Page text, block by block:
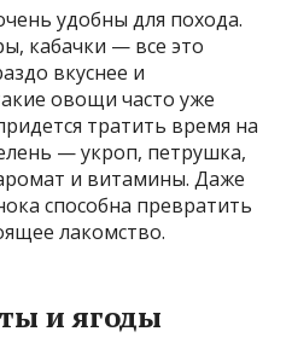
удобны для похода.
кабачки — все это
вкуснее и
овощи часто уже
тратить время на
— укроп, петрушка,
и витамины. Даже
способна превратить
лакомство.
и ягоды